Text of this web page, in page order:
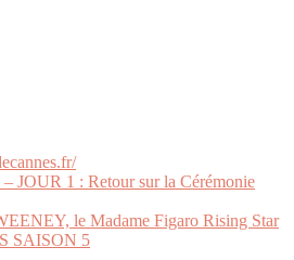
JOUR 1 : Retour sur la Cérémonie
le Madame Figaro Rising Star
SAISON 5